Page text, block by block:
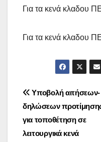
Για τα κενά κλαδου
Για τα κενά κλαδου
Πλοήγηση
άρθρων
Υποβολή αιτήσεων-
δηλώσεων
για τοποθέτηση σε
λειτουργικά κενά